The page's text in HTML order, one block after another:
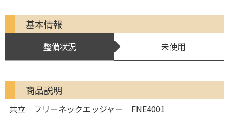
基本情報
整備状況 未使用
商品説明
共立 フリーネックエッジャー FNE4001